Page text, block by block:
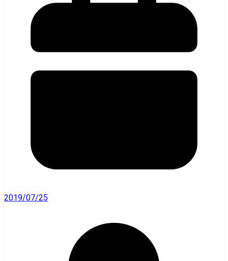
2019/07/25